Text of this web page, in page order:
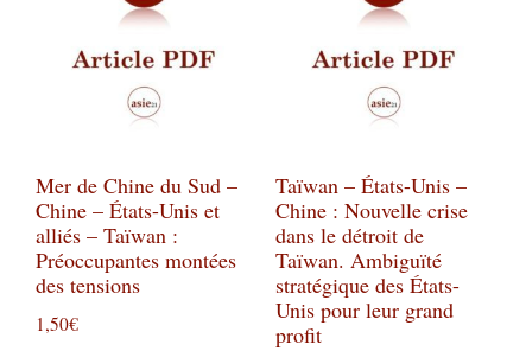
Mer de Chine du Sud –
Chine – États-Unis et
alliés – Taïwan :
Préoccupantes montées
des tensions
1,50€
Taïwan – États-Unis –
Chine : Nouvelle crise
dans le détroit de
Taïwan. Ambiguïté
stratégique des États-
Unis pour leur grand
profit